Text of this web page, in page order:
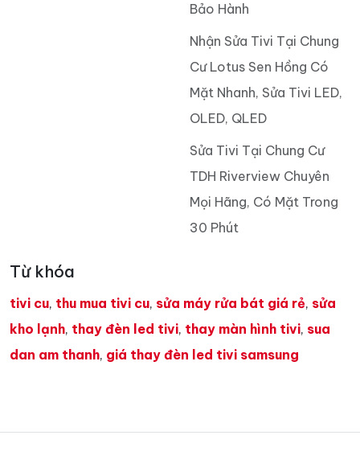
Bảo Hành
Nhận Sửa Tivi Tại Chung
Cư Lotus Sen Hồng Có
Mặt Nhanh, Sửa Tivi LED,
OLED, QLED
Sửa Tivi Tại Chung Cư
TDH Riverview Chuyên
Mọi Hãng, Có Mặt Trong
30 Phút
Từ khóa
tivi cu, thu mua tivi cu, sửa máy rửa bát giá rẻ, sửa
kho lạnh, thay đèn led tivi, thay màn hình tivi, sua
dan am thanh, giá thay đèn led tivi samsung